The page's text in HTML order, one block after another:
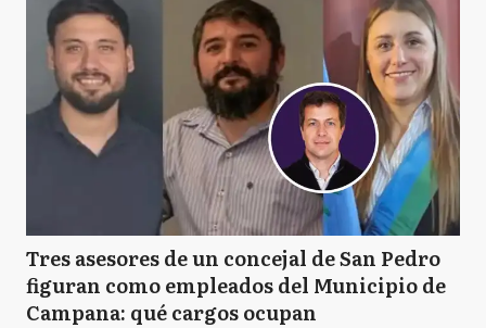
Tres asesores de un concejal de San Pedro
figuran como empleados del Municipio de
Campana: qué cargos ocupan